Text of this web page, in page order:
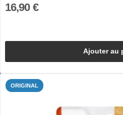
16,90 €
Ajouter au
ORIGINAL